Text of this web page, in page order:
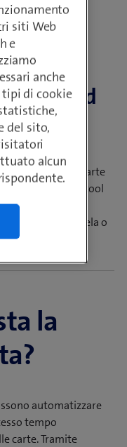
le
tra
ed
gestione delle carte
un solo tool
più
della clientela o
la
automatizzare
tempo
carte. Tramite
siti Web
e
anche
di cookie
del sito,
alcun